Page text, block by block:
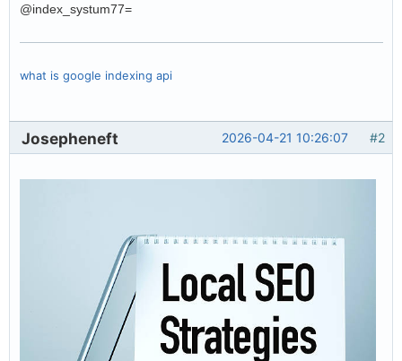
@index_systum77=
what is google indexing api
#2
2026-04-21 10:26:07
Josepheneft